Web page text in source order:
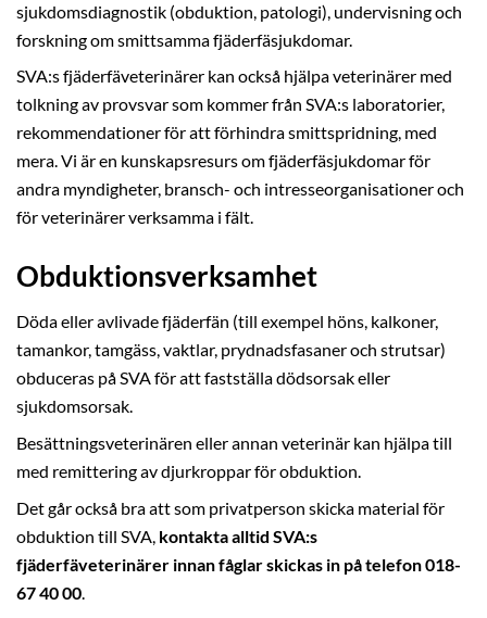
sjukdomsdiagnostik (obduktion, patologi), undervisning och
forskning om smittsamma fjäderfäsjukdomar.
SVA:s fjäderfäveterinärer kan också hjälpa veterinärer med
tolkning av provsvar som kommer från SVA:s laboratorier,
rekommendationer för att förhindra smittspridning, med
mera. Vi är en kunskapsresurs om fjäderfäsjukdomar för
andra myndigheter, bransch- och intresseorganisationer och
för veterinärer verksamma i fält.
Obduktionsverksamhet
Döda eller avlivade fjäderfän (till exempel höns, kalkoner,
tamankor, tamgäss, vaktlar, prydnadsfasaner och strutsar)
obduceras på SVA för att fastställa dödsorsak eller
sjukdomsorsak.
Besättningsveterinären eller annan veterinär kan hjälpa till
med remittering av djurkroppar för obduktion.
Det går också bra att som privatperson skicka material för
obduktion till SVA, kontakta alltid SVA:s
fjäderfäveterinärer innan fåglar skickas in på telefon 018-
67 40 00.